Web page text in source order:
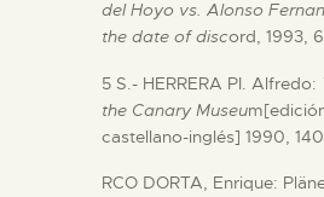
del Hoyo vs. Alonso
the date of discord, 1993, 6
5 S.- HERRERA PI. Alfredo:
the Canary Museu
castellano-inglés] 1990,
RCO DORTA, Enrique: